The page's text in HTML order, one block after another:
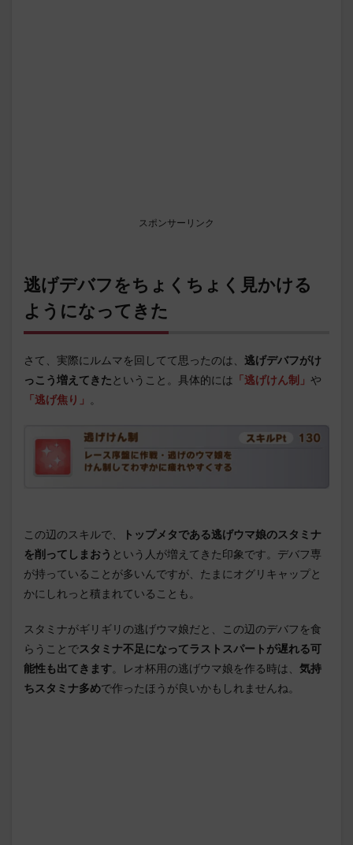
スポンサーリンク
逃げデバフをちょくちょく見かける
ようになってきた
さて、実際にルムマを回してて思ったのは、 逃げデバフがけ
っこう増えてきたということ。具体的には 「逃げけん制」 や
「逃げ焦り」 。
この辺のスキルで、
トップメタである逃げウマ娘のスタミナ
を削ってしまおう という人が増えてきた印象です。デバフ専
が持っていることが多いんですが、たまにオグリキャップと
かにしれっと積まれていることも。
スタミナがギリギリの逃げウマ娘だと、この辺のデバフを食
らうことでスタミナ不足になってラストスパートが遅れる可
能性も出てきます。レオ杯用の逃げウマ娘を作る時は、 気持
ちスタミナ多めで作ったほうが良いかもしれませんね。